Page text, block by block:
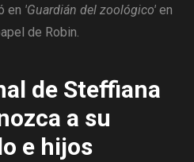
en 'Guardián del zoológico' en
de Robin.
de Steffiana
a su
e hijos